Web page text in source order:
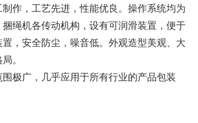
作，工艺先进，性能优良。操作系统均为
绳机各传动机构，设有可润滑装置，便于
，安全防尘，噪音低。外观造型美观、大
。
广，几乎应用于所有行业的产品包装